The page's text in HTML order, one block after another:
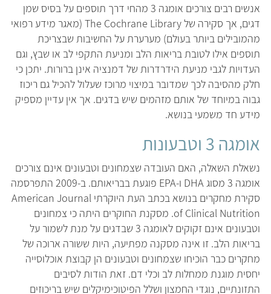
אנשים רבים צורכים אומגה 3 מהחי דרך תוספים על בסיס שמן
דגים, אך סקירה של The Cochrane Library (מאגר מידע רפואי
מהמובילים ביותר בעולם) מערערת על החשיבות שבצריכת
תוספים אילו לטובת בריאות הלב ומניעת התקפי לב או שבץ, וגם
העדויות לגבי מניעת הידרדרות של דמנציה אינן ברורות. יתכן כי
חלק מהסיבה לכך שמדובר במיצוי מרוכז שעלול להכיל גם ריכוז
גבוה במיוחד של אותם מזהמים שיש בדגים. אך אין עדיין מספיק
מידע חד משמעי בנושא.
אומגה 3 וטבעונות
נשאלת השאלה, האם העובדה שצמחונים וטבעונים אינם צורכים
אומגה 3 מסוג DHA ו-EPA פוגעת בבריאותם. ב-2009 התפרסמה
סקירת מחקרים בנושא בכתב העת היוקרתי American Journal
of Clinical Nutrition. מסקנת החוקרים היתה כי צמחונים
וטבעונים אינם זקוקים לאומגה 3 שבדגים על מנת לשמור על
בריאות הלב. זו אינה מסקנה מפתיעה, היות ששורה ארוכה של
מחקרים כבר הוכיחו שצמחונים וטבעונים הן קבוצת אוכלוסייה
יחסית מוגנת ממחלות לב וכלי דם. זאת הודות לסיבים
התזונתיים, נוגדי החמצון ושלל הפיטוכימיקלים שיש בריכוזים